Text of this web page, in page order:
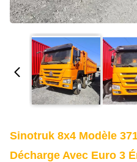
Sinotruk 8x4 Modèle
Décharge Avec Euro 3